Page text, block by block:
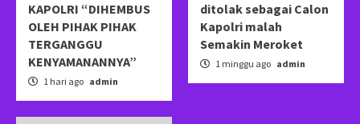
KAPOLRI “DIHEMBUS
OLEH PIHAK PIHAK
TERGANGGU
KENYAMANANNYA”
1 hari ago admin
ditolak sebagai Calon
Kapolri malah
Semakin Meroket
1 minggu ago admin